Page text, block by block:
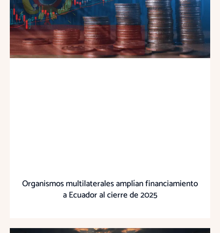
Organismos multilaterales amplían financiamiento
a Ecuador al cierre de 2025